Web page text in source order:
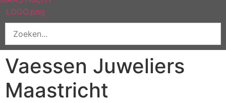
Vaessen Juweliers
Maastricht